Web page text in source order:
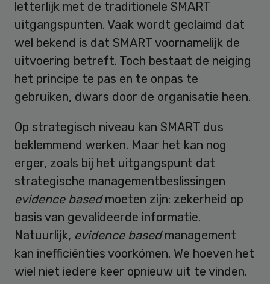
letterlijk met de traditionele SMART
uitgangspunten. Vaak wordt geclaimd dat
wel bekend is dat SMART voornamelijk de
uitvoering betreft. Toch bestaat de neiging
het principe te pas en te onpas te
gebruiken, dwars door de organisatie heen.
Op strategisch niveau kan SMART dus
beklemmend werken. Maar het kan nog
erger, zoals bij het uitgangspunt dat
strategische managementbeslissingen
evidence basedmoeten zijn: zekerheid op
basis van gevalideerde informatie.
Natuurlijk, evidence basedmanagement
kan inefficiënties voorkómen. We hoeven het
wiel niet iedere keer opnieuw uit te vinden.